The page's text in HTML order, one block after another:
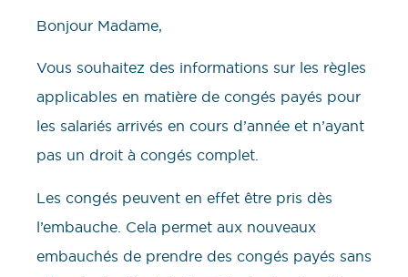
Bonjour Madame,
Vous souhaitez des informations sur les règles
applicables en matière de congés payés pour
les salariés arrivés en cours d’année et n’ayant
pas un droit à congés complet.
Les congés peuvent en effet être pris dès
l’embauche. Cela permet aux nouveaux
embauchés de prendre des congés payés sans